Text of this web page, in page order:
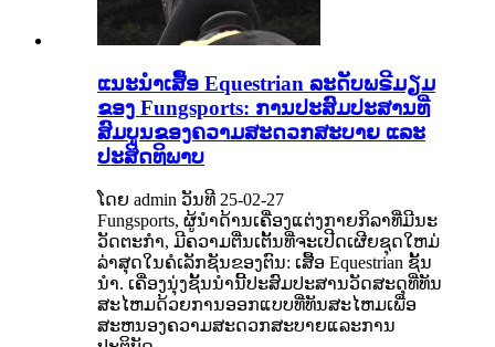
ແນະນຳເສື້ອ Equestrian ລະດັບພຣີມຽມ
ຂອງ Fungsports: ການປະສົມປະສານທີ່
ສົມບູນຂອງຄວາມສະດວກສະບາຍ ແລະ
ປະສິດທິພາບ
ໂດຍ admin ວັນທີ 25-02-27
Fungsports, ຜູ້ນໍາດ້ານເຄື່ອງແຕ່ງກາຍກິລາທີ່ມີນະ
ວັດຕະກໍາ, ມີຄວາມຕື່ນເຕັ້ນທີ່ຈະເປີດເຜີຍຊຸດໃຫມ່
ລ່າສຸດໃນຄໍເລັກຊັນຂອງຕົນ: ເສື້ອ Equestrian ຊັ້ນ
ນໍາ. ເຄື່ອງນຸ່ງຊັ້ນນໍານີ້ປະສົມປະສານວັດສະດຸທີ່ທັນ
ສະໄຫມດ້ວຍການອອກແບບທີ່ທັນສະໄຫມເພື່ອ
ສະຫນອງຄວາມສະດວກສະບາຍແລະການ